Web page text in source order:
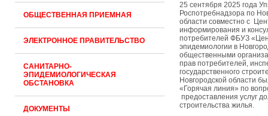
ОБЩЕСТВЕННАЯ ПРИЕМНАЯ
ЭЛЕКТРОННОЕ ПРАВИТЕЛЬСТВО
САНИТАРНО-
ЭПИДЕМИОЛОГИЧЕСКАЯ
ОБСТАНОВКА
ДОКУМЕНТЫ
25 сентября 2025 года
Роспотребнадзора по
области совместно с
информирования и
потребителей ФБУЗ
эпидемиологии в
общественными
прав потребителей,
государственного
Новгородской области
«Горячая линия» по
предоставления услуг
строительства жилья.